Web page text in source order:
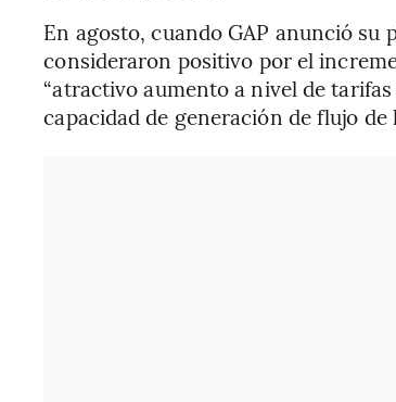
En agosto, cuando GAP anunció
consideraron positivo por el
“atractivo aumento a nivel de
capacidad de generación de flujo de